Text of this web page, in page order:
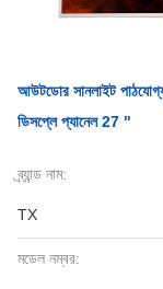
আউটডোর সানলাইট
ডিসপ্লে প্যানেল 27 "
ব্র্যান্ড নাম:
TX
মডেল নম্বর: